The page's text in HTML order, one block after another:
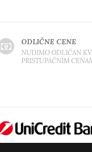
ODLIČNE CENE
NUDIMO ODLIČAN
PRISTUPAČNIM